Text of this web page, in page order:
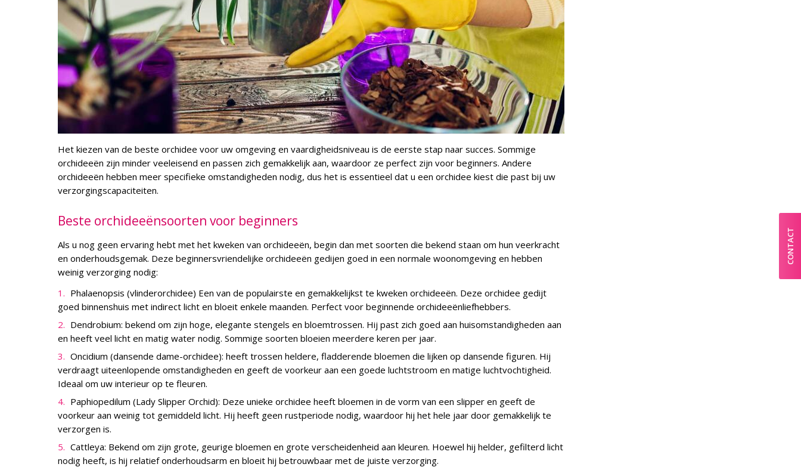
Het kiezen van de beste orchidee voor uw omgeving en vaardigheidsniveau is de eerste stap naar succes. Sommige
orchideeën zijn minder veeleisend en passen zich gemakkelijk aan, waardoor ze perfect zijn voor beginners. Andere
orchideeën hebben meer specifieke omstandigheden nodig, dus het is essentieel dat u een orchidee kiest die past bij uw
verzorgingscapaciteiten.
Beste orchideeënsoorten voor beginners
Als u nog geen ervaring hebt met het kweken van orchideeën, begin dan met soorten die bekend staan om hun veerkracht
en onderhoudsgemak. Deze beginnersvriendelijke orchideeën gedijen goed in een normale woonomgeving en hebben
weinig verzorging nodig:
Phalaenopsis (vlinderorchidee) Een van de populairste en gemakkelijkst te kweken orchideeën. Deze orchidee gedijt
goed binnenshuis met indirect licht en bloeit enkele maanden. Perfect voor beginnende orchideeënliefhebbers.
Dendrobium: bekend om zijn hoge, elegante stengels en bloemtrossen. Hij past zich goed aan huisomstandigheden aan
en heeft veel licht en matig water nodig. Sommige soorten bloeien meerdere keren per jaar.
Oncidium (dansende dame-orchidee): heeft trossen heldere, fladderende bloemen die lijken op dansende figuren. Hij
verdraagt uiteenlopende omstandigheden en geeft de voorkeur aan een goede luchtstroom en matige luchtvochtigheid.
Ideaal om uw interieur op te fleuren.
Paphiopedilum (Lady Slipper Orchid): Deze unieke orchidee heeft bloemen in de vorm van een slipper en geeft de
voorkeur aan weinig tot gemiddeld licht. Hij heeft geen rustperiode nodig, waardoor hij het hele jaar door gemakkelijk te
verzorgen is.
Cattleya: Bekend om zijn grote, geurige bloemen en grote verscheidenheid aan kleuren. Hoewel hij helder, gefilterd licht
nodig heeft, is hij relatief onderhoudsarm en bloeit hij betrouwbaar met de juiste verzorging.
CONTACT